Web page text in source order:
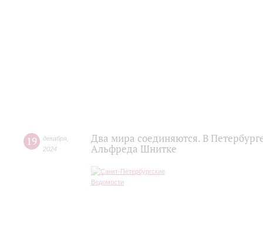
19 декабря
2024
Два мира соединяются. В
Альфреда Шнитке